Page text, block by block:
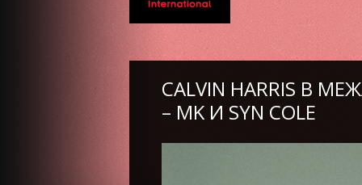
CALVIN HARRIS В
– MK И SYN COLE